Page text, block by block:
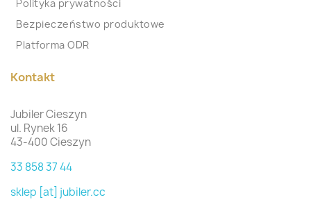
Polityka prywatności
Bezpieczeństwo produktowe
Platforma ODR
Kontakt
Jubiler Cieszyn
ul. Rynek 16
43-400 Cieszyn
33 858 37 44
sklep [at] jubiler.cc